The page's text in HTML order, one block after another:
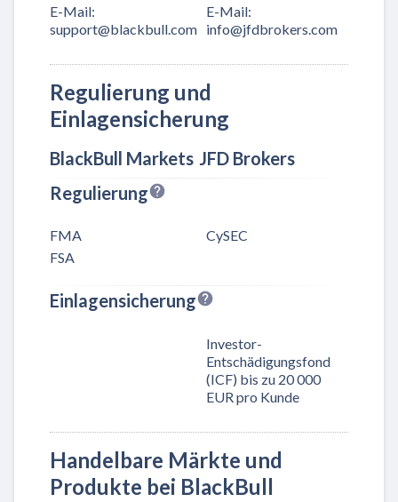
E-Mail:
support@blackbull.com
E-Mail:
info@jfdbrokers.com
Regulierung und
Einlagensicherung
BlackBull Markets JFD Brokers
Regulierung
FMA
FSA
CySEC
Einlagensicherung
Investor-
Entschädigungsfond
(ICF) bis zu 20 000
EUR pro Kunde
Handelbare Märkte und
Produkte bei BlackBull